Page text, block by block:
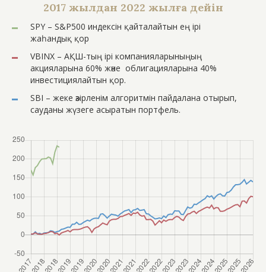
2017 жылдан 2022 жылға дейін
SPY – S&P500 индексін қайталайтын ең ірі
жаһандық қор
VBINX – АҚШ-тың ірі компанияларыныңың
акцияларына 60% және облигацияларына 40%
инвестициялайтын қор.
SBI – жеке әзірленім алгоритмін пайдалана отырып,
сауданы жүзеге асыратын портфель.